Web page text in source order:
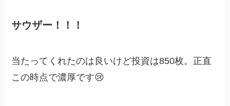
サウザー！！！
当たってくれたのは良いけど投資は850枚。正直
この時点で濃厚です😢